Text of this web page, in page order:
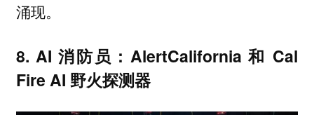
涌现。
8. AI 消防员：AlertCalifornia 和 Cal
Fire AI 野火探测器